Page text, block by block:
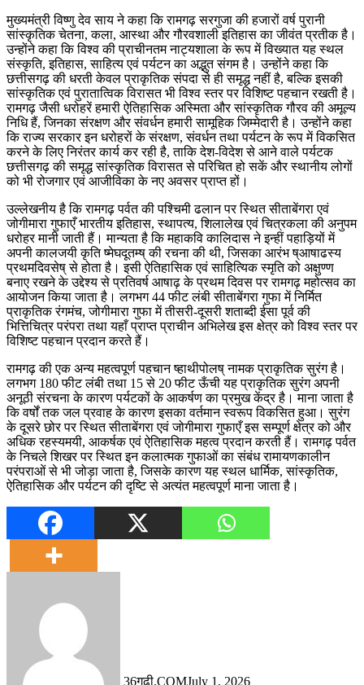
मुख्यमंत्री विष्णु देव साय ने कहा कि रामगढ़ सरगुजा की हजारों वर्ष पुरानी
सांस्कृतिक चेतना, कला, आस्था और गौरवशाली इतिहास का जीवंत प्रतीक है।
उन्होंने कहा कि विश्व की प्राचीनतम नाट्यशाला के रूप में विख्यात यह स्थल
संस्कृति, इतिहास, साहित्य एवं पर्यटन का अद्भुत संगम है। उन्होंने कहा कि
छत्तीसगढ़ की धरती केवल प्राकृतिक संपदा से ही समृद्ध नहीं है, बल्कि इसकी
सांस्कृतिक एवं पुरातात्विक विरासत भी विश्व स्तर पर विशिष्ट पहचान रखती है।
रामगढ़ जैसी धरोहरें हमारी ऐतिहासिक अस्मिता और सांस्कृतिक गौरव की अमूल्य
निधि हैं, जिनका संरक्षण और संवर्धन हमारी सामूहिक जिम्मेदारी है। उन्होंने कहा
कि राज्य सरकार इन धरोहरों के संरक्षण, संवर्धन तथा पर्यटन के रूप में विकसित
करने के लिए निरंतर कार्य कर रही है, ताकि देश-विदेश से आने वाले पर्यटक
छत्तीसगढ़ की समृद्ध सांस्कृतिक विरासत से परिचित हो सकें और स्थानीय लोगों
को भी रोजगार एवं आजीविका के नए अवसर प्राप्त हों।
उल्लेखनीय है कि रामगढ़ पर्वत की पश्चिमी ढलान पर स्थित सीताबेंगरा एवं
जोगीमारा गुफाएँ भारतीय इतिहास, स्थापत्य, शिलालेख एवं चित्रकला की अनुपम
धरोहर मानी जाती हैं। मान्यता है कि महाकवि कालिदास ने इन्हीं पहाड़ियों में
अपनी कालजयी कृति ष्मेघदूतम्ष् की रचना की थी, जिसका आरंभ ष्आषाढस्य
प्रथमदिवसेष् से होता है। इसी ऐतिहासिक एवं साहित्यिक स्मृति को अक्षुण्ण
बनाए रखने के उद्देश्य से प्रतिवर्ष आषाढ़ के प्रथम दिवस पर रामगढ़ महोत्सव का
आयोजन किया जाता है। लगभग 44 फीट लंबी सीताबेंगरा गुफा में निर्मित
प्राकृतिक रंगमंच, जोगीमारा गुफा में तीसरी-दूसरी शताब्दी ईसा पूर्व की
भित्तिचित्र परंपरा तथा यहाँ प्राप्त प्राचीन अभिलेख इस क्षेत्र को विश्व स्तर पर
विशिष्ट पहचान प्रदान करते हैं।
रामगढ़ की एक अन्य महत्वपूर्ण पहचान ष्हाथीपोलष् नामक प्राकृतिक सुरंग है।
लगभग 180 फीट लंबी तथा 15 से 20 फीट ऊँची यह प्राकृतिक सुरंग अपनी
अनूठी संरचना के कारण पर्यटकों के आकर्षण का प्रमुख केंद्र है। माना जाता है
कि वर्षों तक जल प्रवाह के कारण इसका वर्तमान स्वरूप विकसित हुआ। सुरंग
के दूसरे छोर पर स्थित सीताबेंगरा एवं जोगीमारा गुफाएँ इस सम्पूर्ण क्षेत्र को और
अधिक रहस्यमयी, आकर्षक एवं ऐतिहासिक महत्व प्रदान करती हैं। रामगढ़ पर्वत
के निचले शिखर पर स्थित इन कलात्मक गुफाओं का संबंध रामायणकालीन
परंपराओं से भी जोड़ा जाता है, जिसके कारण यह स्थल धार्मिक, सांस्कृतिक,
ऐतिहासिक और पर्यटन की दृष्टि से अत्यंत महत्वपूर्ण माना जाता है।
36गढ़ी.COMJuly 1, 2026